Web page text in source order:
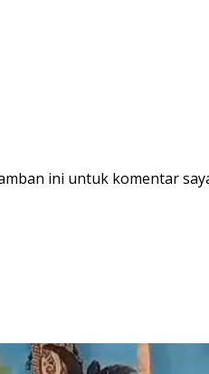
ini untuk komentar